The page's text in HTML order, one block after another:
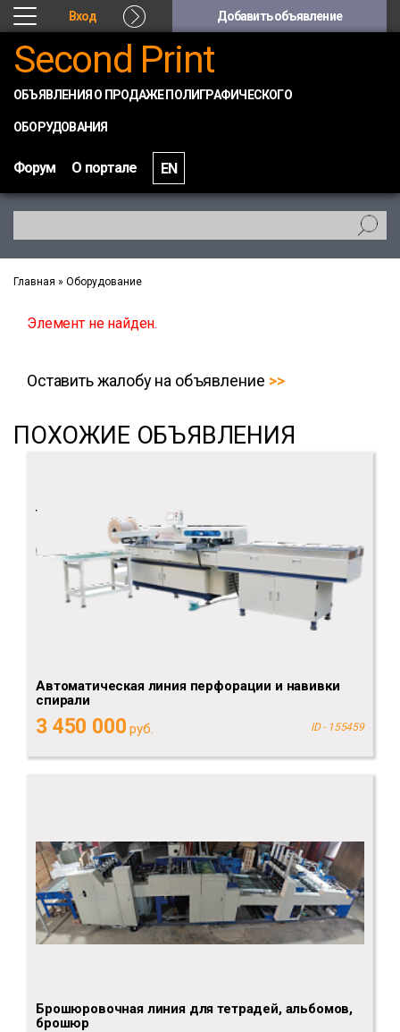
Вход Добавить объявление
Second Print
ОБЪЯВЛЕНИЯ О ПРОДАЖЕ ПОЛИГРАФИЧЕСКОГО
ОБОРУДОВАНИЯ
Форум О портале EN
Главная » Оборудование
Элемент не найден.
Оставить жалобу на объявление
ПОХОЖИЕ ОБЪЯВЛЕНИЯ
Автоматическая линия перфорации и навивки
спирали
3 450 000 руб. ID - 155459
Брошюровочная линия для тетрадей, альбомов,
брошюр